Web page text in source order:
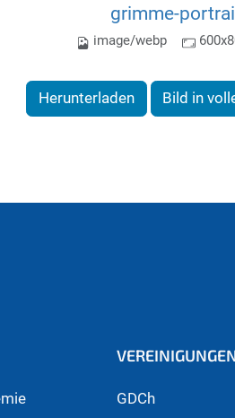
grimme-
image/webp
Herunterladen Bild in
GDCh